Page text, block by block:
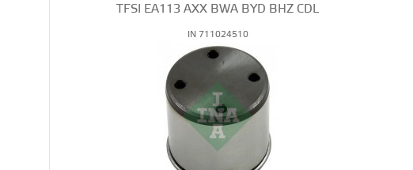
TFSI EA113 AXX BWA BYD BHZ CDL
IN 711024510